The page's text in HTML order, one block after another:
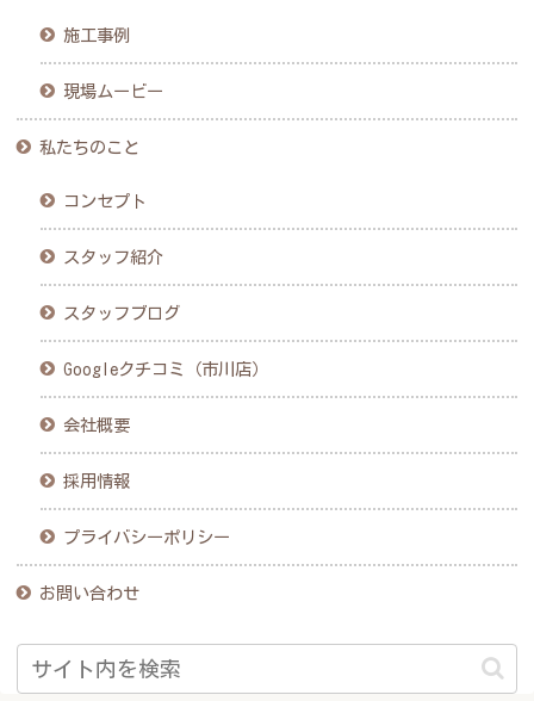
施工事例
現場ムービー
私たちのこと
コンセプト
スタッフ紹介
スタッフブログ
Googleクチコミ（市川店）
会社概要
採用情報
プライバシーポリシー
お問い合わせ